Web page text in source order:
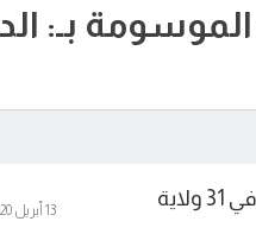
بـ:
13 أبريل 2020